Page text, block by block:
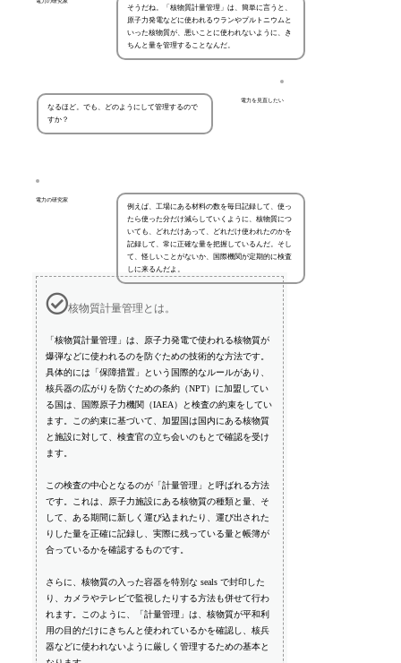
そうだね。「核物質計量管理」は、簡単に言うと、
原子力発電などに使われるウランやプルトニウムと
いった核物質が、悪いことに使われないように、き
ちんと量を管理することなんだ。
電力を見直したい
なるほど。でも、どのようにして管理するので
すか？
電力の研究家
例えば、工場にある材料の数を毎日記録して、使っ
たら使った分だけ減らしていくように、核物質につ
いても、どれだけあって、どれだけ使われたのかを
記録して、常に正確な量を把握しているんだ。そし
て、怪しいことがないか、国際機関が定期的に検査
しに来るんだよ。
核物質計量管理とは。
「核物質計量管理」は、原子力発電で使われる核物質が
爆弾などに使われるのを防ぐための技術的な方法です。
具体的には「保障措置」という国際的なルールがあり、
核兵器の広がりを防ぐための条約（NPT）に加盟してい
る国は、国際原子力機関（IAEA）と検査の約束をしてい
ます。この約束に基づいて、加盟国は国内にある核物質
と施設に対して、検査官の立ち会いのもとで確認を受け
ます。
この検査の中心となるのが「計量管理」と呼ばれる方法
です。これは、原子力施設にある核物質の種類と量、そ
して、ある期間に新しく運び込まれたり、運び出された
りした量を正確に記録し、実際に残っている量と帳簿が
合っているかを確認するものです。
さらに、核物質の入った容器を特別な seals で封印した
り、カメラやテレビで監視したりする方法も併せて行わ
れます。このように、「計量管理」は、核物質が平和利
用の目的だけにきちんと使われているかを確認し、核兵
器などに使われないように厳しく管理するための基本と